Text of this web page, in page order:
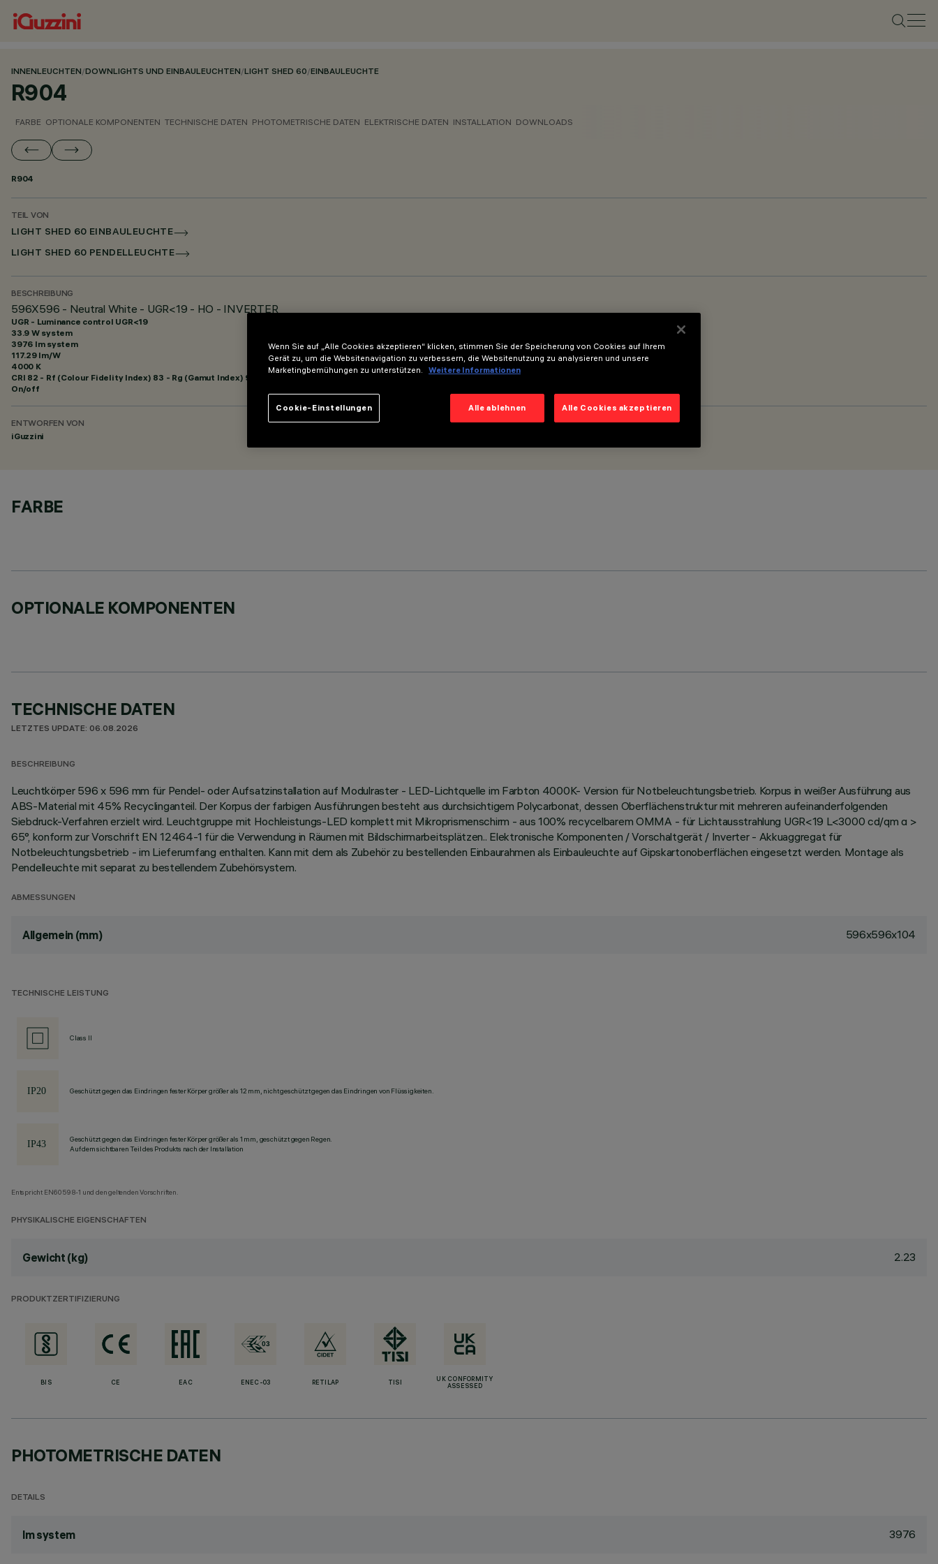
INNENLEUCHTEN/DOWNLIGHTS UND EINBAULEUCHTEN/LIGHT SHED 60/EINBAULEUCHTE
R904
FARBE OPTIONALE KOMPONENTEN TECHNISCHE DATEN PHOTOMETRISCHE DATEN ELEKTRISCHE DATEN INSTALLATION DOWNLOADS
R904
TEIL VON
LIGHT SHED 60 EINBAULEUCHTE
LIGHT SHED 60 PENDELLEUCHTE
BESCHREIBUNG
596X596 - Neutral White - UGR<19 - HO - INVERTER
UGR - Luminance control UGR<19
33.9 W system
3976 lm system
117.29 lm/W
4000 K
CRI 82 - Rf (Colour Fidelity Index) 83 - Rg (Gamut Index) 93
On/off
ENTWORFEN VON
iGuzzini
FARBE
OPTIONALE KOMPONENTEN
TECHNISCHE DATEN
LETZTES UPDATE: 06.08.2026
BESCHREIBUNG
Leuchtkörper 596 x 596 mm für Pendel- oder Aufsatzinstallation auf Modulraster - LED-Lichtquelle im Farbton 4000K- Version für Notbeleuchtungsbetrieb. Korpus in weißer Ausführung aus
ABS-Material mit 45% Recyclinganteil. Der Korpus der farbigen Ausführungen besteht aus durchsichtigem Polycarbonat, dessen Oberflächenstruktur mit mehreren aufeinanderfolgenden
Siebdruck-Verfahren erzielt wird. Leuchtgruppe mit Hochleistungs-LED komplett mit Mikroprismenschirm - aus 100% recycelbarem OMMA - für Lichtausstrahlung UGR<19 L<3000 cd/qm α >
65°, konform zur Vorschrift EN 12464-1 für die Verwendung in Räumen mit Bildschirmarbeitsplätzen.. Elektronische Komponenten / Vorschaltgerät / Inverter - Akkuaggregat für
Notbeleuchtungsbetrieb - im Lieferumfang enthalten. Kann mit dem als Zubehör zu bestellenden Einbaurahmen als Einbauleuchte auf Gipskartonoberflächen eingesetzt werden. Montage als
Pendelleuchte mit separat zu bestellendem Zubehörsystem.
ABMESSUNGEN
Allgemein (mm) 596x596x104
TECHNISCHE LEISTUNG
Class II
Geschützt gegen das Eindringen fester Körper größer als 12 mm, nicht geschützt gegen das Eindringen von Flüssigkeiten.
Geschützt gegen das Eindringen fester Körper größer als 1 mm, geschützt gegen Regen.
Auf dem sichtbaren Teil des Produkts nach der Installation
Entspricht EN60598-1 und den geltenden Vorschriften.
PHYSIKALISCHE EIGENSCHAFTEN
Gewicht (kg) 2.23
PRODUKTZERTIFIZIERUNG
BIS CE EAC ENEC-03 RETILAP TISI
UK CONFORMITY
ASSESSED
PHOTOMETRISCHE DATEN
DETAILS
lm system 3976
Wenn Sie auf „Alle Cookies akzeptieren“ klicken, stimmen Sie der Speicherung von Cookies auf Ihrem
Gerät zu, um die Websitenavigation zu verbessern, die Websitenutzung zu analysieren und unsere
Marketingbemühungen zu unterstützen.
Weitere Informationen
Alle ablehnen Alle Cookies akzeptieren
Cookie-Einstellungen